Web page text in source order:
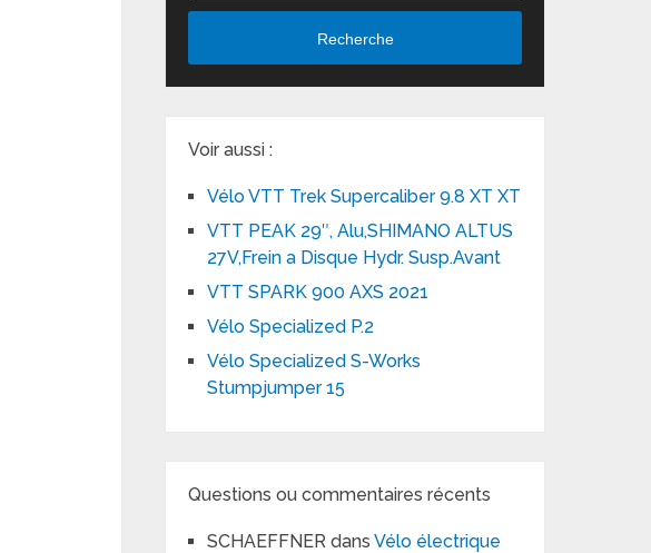
Recherche
Voir aussi :
Vélo VTT Trek Supercaliber 9.8 XT XT
VTT PEAK 29″, Alu,SHIMANO ALTUS
27V,Frein a Disque Hydr. Susp.Avant
VTT SPARK 900 AXS 2021
Vélo Specialized P.2
Vélo Specialized S-Works
Stumpjumper 15
Questions ou commentaires récents
SCHAEFFNER dansVélo électrique